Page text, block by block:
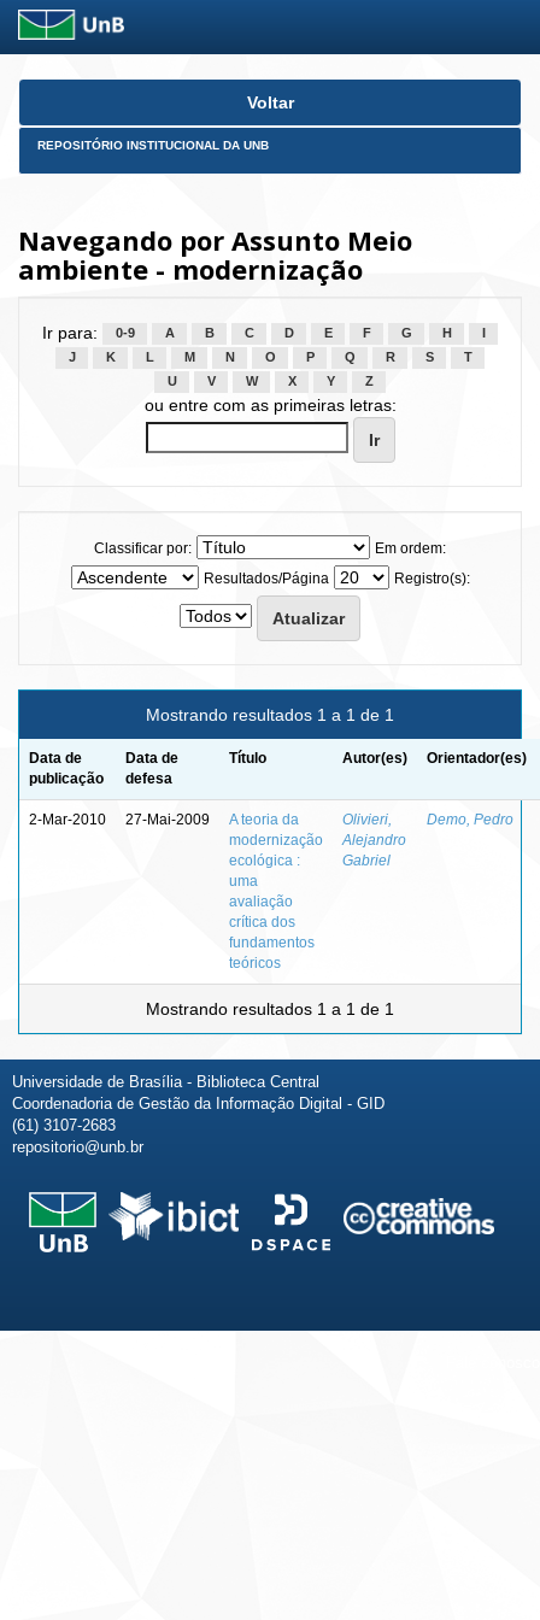
Skip
Voltar
REPOSITÓRIO INSTITUCIONAL DA UNB
Navegando por Assunto Meio
ambiente - modernização
Ir para: 0-9 A B C D E F G H
J
K L M N O P Q R S
T
U
V W X Y Z
ou entre com as primeiras letras:
Classificar por:
Em ordem:
Resultados/Página
Registro(s):
Mostrando resultados 1 a 1 de 1
Data de
publicação
Data de
defesa
Título Autor(es) Orientador(es)
2-Mar-2010 27-Mai-2009
A teoria da
modernização
ecológica :
uma
avaliação
crítica dos
fundamentos
teóricos
Olivieri,
Alejandro
Gabriel
Demo, Pedro
Mostrando resultados 1 a 1 de 1
Universidade de Brasília - Biblioteca Central
Coordenadoria de Gestão da Informação Digital - GID
(61) 3107-2683
repositorio@unb.br